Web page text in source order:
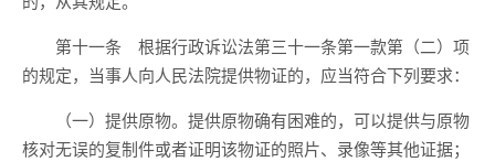
第十一条 根据行政诉讼法第三十一条第一款第（二）项
的规定，当事人向人民法院提供物证的，应当符合下列要求：
（一）提供原物。提供原物确有困难的，可以提供与原物
核对无误的复制件或者证明该物证的照片、录像等其他证据；